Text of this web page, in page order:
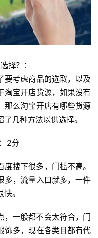
择？：
考虑商品的选取，以及
淘宝开店货源，如果没有
那么淘宝开店有哪些货源
几种方法以供选择。
2分
搜下很多，门槛不高。
多，流量入口就多，一件
。
一般都不会太符合，门
饰多，现在各类目都有代